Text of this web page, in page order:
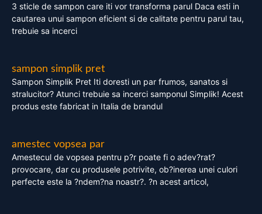
3 sticle de sampon care iti vor transforma parul Daca esti in
cautarea unui sampon eficient si de calitate pentru parul tau,
trebuie sa incerci
sampon simplik pret
Sampon Simplik Pret Iti doresti un par frumos, sanatos si
stralucitor? Atunci trebuie sa incerci samponul Simplik! Acest
produs este fabricat in Italia de brandul
amestec vopsea par
Amestecul de vopsea pentru p?r poate fi o adev?rat?
provocare, dar cu produsele potrivite, ob?inerea unei culori
perfecte este la ?ndem?na noastr?. ?n acest articol,